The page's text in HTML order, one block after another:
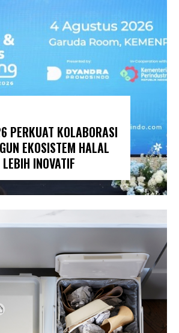
PERKUAT KOLABORASI
EKOSISTEM HALAL
INOVATIF